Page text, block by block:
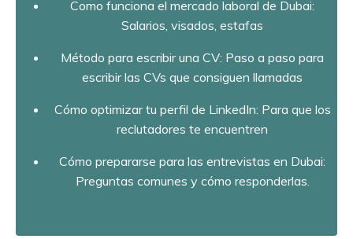
Como funciona el mercado laboral de Dubai:
Salarios, visados, estafas
Método para escribir una CV: Paso a paso para
escribir las CVs que consiguen llamadas
Cómo optimizar tu perfil de LinkedIn: Para que los
reclutadores te encuentren
Cómo prepararse para las entrevistas en Dubai:
Preguntas comunes y cómo responderlas.